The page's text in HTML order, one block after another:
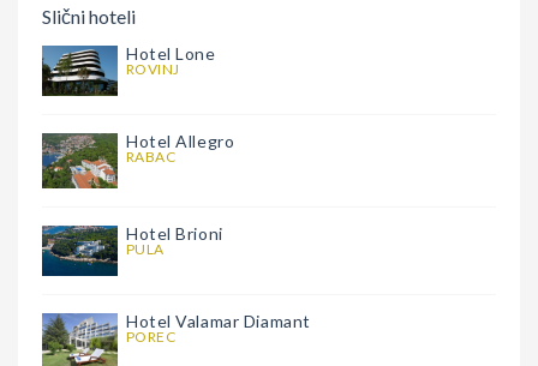
Slični hoteli
Hotel Lone
ROVINJ
Hotel Allegro
RABAC
Hotel Brioni
PULA
Hotel Valamar Diamant
POREC